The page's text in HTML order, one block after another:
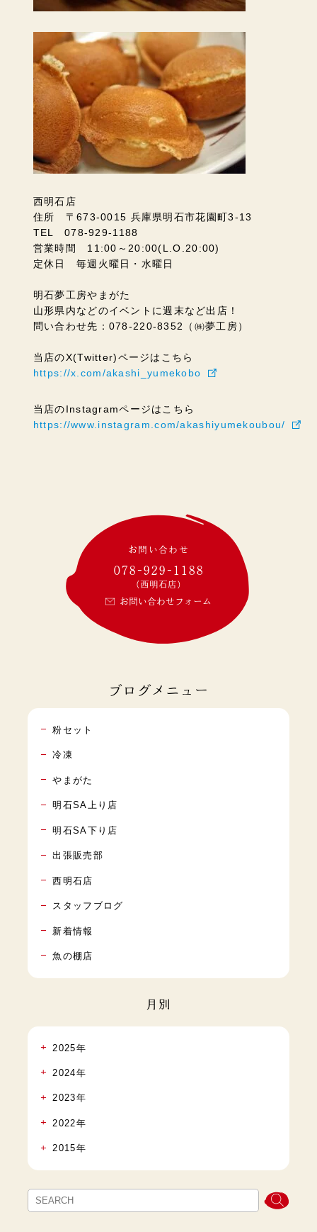
西明石店
住所 〒673-0015 兵庫県明石市花園町3-13
TEL 078-929-1188
営業時間 11:00～20:00(L.O.20:00)
定休日 毎週火曜日・水曜日
明石夢工房やまがた
山形県内などのイベントに週末など出店！
問い合わせ先：078-220-8352（㈱夢工房）
当店のX(Twitter)ページはこちら
https://x.com/akashi_yumekobo
当店のInstagramページはこちら
https://www.instagram.com/akashiyumekoubou/
お問い合わせ
078-929-1188
(西明石店)
お問い合わせフォーム
ブログメニュー
粉セット
冷凍
やまがた
明石SA上り店
明石SA下り店
出張販売部
西明石店
スタッフブログ
新着情報
魚の棚店
月別
2025年
2024年
2023年
2022年
2015年